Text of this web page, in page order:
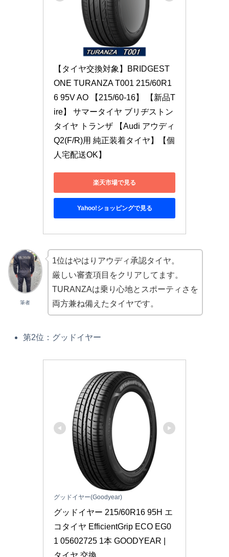
【タイヤ交換対象】BRIDGEST
ONE TURANZA T001 215/60R1
6 95V AO 【215/60-16】 【新品T
ire】 サマータイヤ ブリヂストン
タイヤ トランザ 【Audi アウディ
Q2(F/R)用 純正装着タイヤ】【個
人宅配送OK】
楽天市場で見る
Yahoo!ショッピングで見る
筆者
1位はやはりアウディ承認タイヤ。
厳しい審査項目をクリアしてます。
TURANZAは乗り心地とスポーティさを
両方兼ね備えたタイヤです。
第2位：グッドイヤー
グッドイヤー(Goodyear)
グッドイヤー 215/60R16 95H エ
コタイヤ EfficientGrip ECO EG0
1 05602725 1本 GOODYEAR |
タイヤ 交換